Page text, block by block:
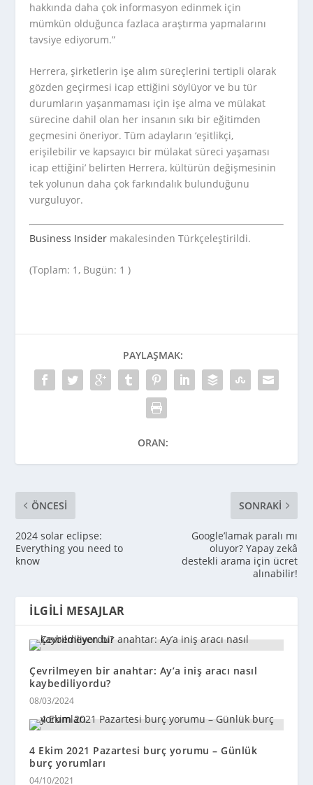
hakkında daha çok informasyon edinmek için
mümkün olduğunca fazlaca araştırma yapmalarını
tavsiye ediyorum.”
Herrera, şirketlerin işe alım süreçlerini tertipli olarak
gözden geçirmesi icap ettiğini söylüyor ve bu tür
durumların yaşanmaması için işe alma ve mülakat
sürecine dahil olan her insanın sıkı bir eğitimden
geçmesini öneriyor. Tüm adayların ‘eşitlikçi,
erişilebilir ve kapsayıcı bir mülakat süreci yaşaması
icap ettiğini’ belirten Herrera, kültürün değişmesinin
tek yolunun daha çok farkındalık bulunduğunu
vurguluyor.
Business Insider makalesinden Türkçeleştirildi.
(Toplam: 1, Bugün: 1 )
PAYLAŞMAK:
ORAN:
ÖNCESI
2024 solar eclipse:
Everything you need to
know
SONRAKI
Google’lamak paralı mı
oluyor? Yapay zekâ
destekli arama için ücret
alınabilir!
İLGILI MESAJLAR
Çevrilmeyen bir anahtar: Ay’a iniş aracı nasıl
kaybediliyordu?
08/03/2024
4 Ekim 2021 Pazartesi burç yorumu – Günlük
burç yorumları
04/10/2021